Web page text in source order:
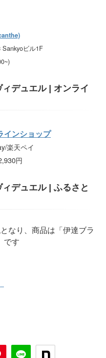
ビル1F
デュエル| オンライ
インショップ
楽天ペイ
円
デュエル| ふるさと
なり、商品は「伊達ブラ
です